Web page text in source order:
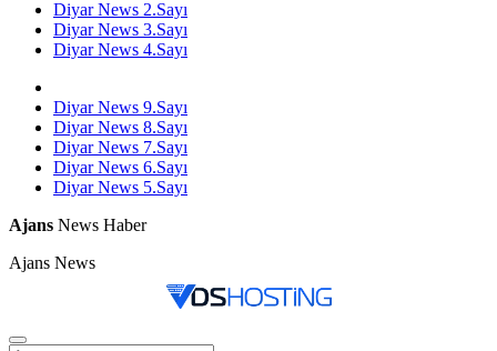
Diyar News 2.Sayı
Diyar News 3.Sayı
Diyar News 4.Sayı
Diyar News 9.Sayı
Diyar News 8.Sayı
Diyar News 7.Sayı
Diyar News 6.Sayı
Diyar News 5.Sayı
Ajans News Haber
Ajans News